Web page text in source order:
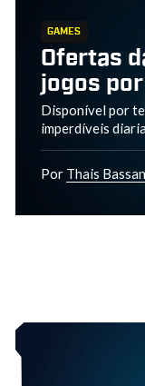
GAMES
Ofertas
jogos
Disponível por
imperdíveis
Por Thais